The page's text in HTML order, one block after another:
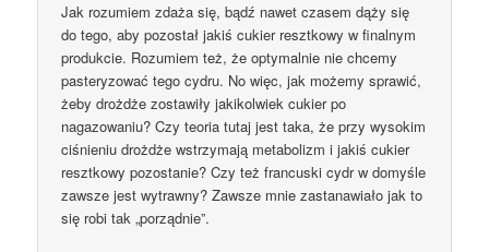
Jak rozumiem zdaża się, bądź nawet czasem dąży się
do tego, aby pozostał jakiś cukier resztkowy w finalnym
produkcie. Rozumiem też, że optymalnie nie chcemy
pasteryzować tego cydru. No więc, jak możemy sprawić,
żeby drożdże zostawiły jakikolwiek cukier po
nagazowaniu? Czy teoria tutaj jest taka, że przy wysokim
ciśnieniu drożdże wstrzymają metabolizm i jakiś cukier
resztkowy pozostanie? Czy też francuski cydr w domyśle
zawsze jest wytrawny? Zawsze mnie zastanawiało jak to
się robi tak „porządnie”.